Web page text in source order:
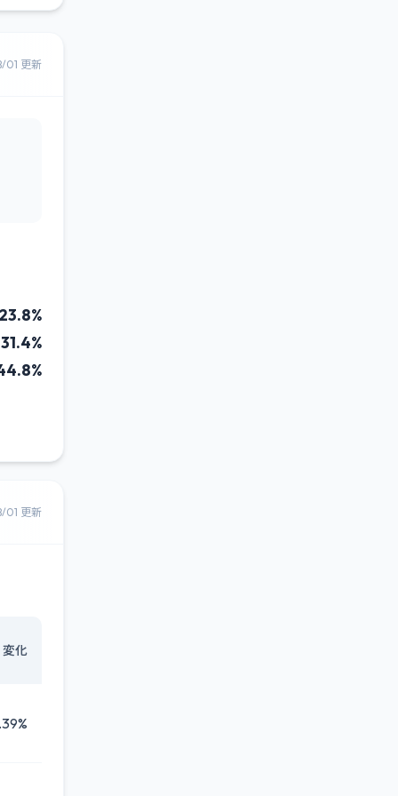
更新
23.8%
31.4%
更新
変化